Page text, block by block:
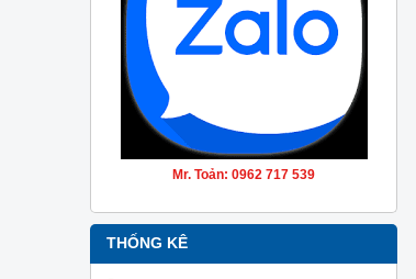
Mr. Toản: 0962 717 539
THỐNG KÊ